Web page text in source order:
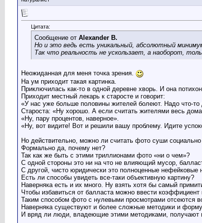
Цитата:
Сообщение от Alexander B.
Но и это ведь есть уникальный, абсолютный
Так что реальность не ускользает, а наоборот,
Неожиданная для меня точка зрения.
На ум приходит такая картинка.
Приключилась как-то в одной деревне хворь. И она
Приходит местный лекарь к старосте и говорит:
«У нас уже больше половины жителей болеют. Надо что-то
Староста: «Ну хорошо. А если считать жителями весь
«Ну, пару процентов, наверное».
«Ну, вот видите! Вот и решили вашу проблему. Идите
Но действительно, можно ли считать фото суши
Формально да, почему нет?
Так как же быть с этими триллионами фото «ни о чем»?
С одной стороны это ни на что не влияющий мусор,
С другой, чисто юридически это полноценные нефейковые
Есть ли способы увидеть все-таки объективную картину?
Наверняка есть и их много. Ну взять хотя бы самый
Чтобы избавиться от балласта можно ввести коэффициент
Таким способом фото с нулевыми просмотрами отсеются
Наверняка существуют и более сложные методики и
И вряд ли люди, владеющие этими методиками, получают